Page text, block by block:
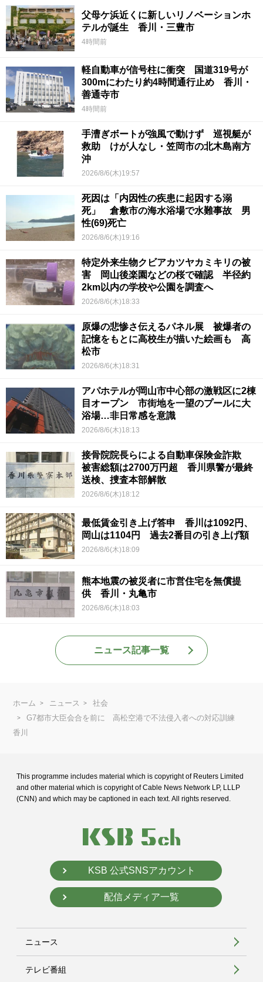
父母ケ浜近くに新しいリノベーションホ
テルが誕生 香川・三豊市
4時間前
軽自動車が信号柱に衝突 国道319号が
300mにわたり約4時間通行止め 香川・
善通寺市
4時間前
手漕ぎボートが強風で動けず 巡視艇が
救助 けが人なし・笠岡市の北木島南方
沖
2026/8/6(木)19:57
死因は「内因性の疾患に起因する溺
死」 倉敷市の海水浴場で水難事故 男
性(69)死亡
2026/8/6(木)19:16
特定外来生物クビアカツヤカミキリの被
害 岡山後楽園などの桜で確認 半径約
2km以内の学校や公園を調査へ
2026/8/6(木)18:33
原爆の悲惨さ伝えるパネル展 被爆者の
記憶をもとに高校生が描いた絵画も 高
松市
2026/8/6(木)18:31
アパホテルが岡山市中心部の激戦区に2棟
目オープン 市街地を一望のプールに大
浴場…非日常感を意識
2026/8/6(木)18:13
接骨院院長らによる自動車保険金詐欺
被害総額は2700万円超 香川県警が最終
送検、捜査本部解散
2026/8/6(木)18:12
最低賃金引き上げ答申 香川は1092円、
岡山は1104円 過去2番目の引き上げ額
2026/8/6(木)18:09
熊本地震の被災者に市営住宅を無償提
供 香川・丸亀市
2026/8/6(木)18:03
ニュース記事一覧
ホーム ニュース
社会
G7都市大臣会合を前に 高松空港で不法侵入者への対応訓練
香川
This programme includes material which is copyright of Reuters Limited
and other material which is copyright of Cable News Network LP, LLLP
(CNN) and which may be captioned in each text. All rights reserved.
KSB 公式SNSアカウント
配信メディア一覧
ニュース
テレビ番組